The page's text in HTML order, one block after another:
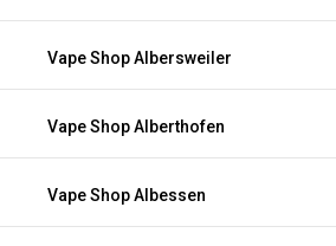
Vape Shop Albersweiler
Vape Shop Alberthofen
Vape Shop Albessen